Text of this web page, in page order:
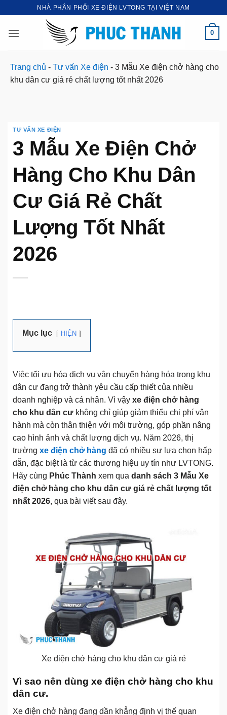
nội
NHÀ PHÂN PHỐI XE ĐIỆN LVTONG TẠI VIỆT NAM
0
Trang chủ - Tư vấn Xe điện - 3 Mẫu Xe điện chở hàng cho
khu dân cư giá rẻ chất lượng tốt nhất 2026
TƯ VẤN XE ĐIỆN
3 Mẫu Xe Điện Chở
Hàng Cho Khu Dân
Cư Giá Rẻ Chất
Lượng Tốt Nhất
2026
Mục lục HIỆN
Việc tối ưu hóa dịch vụ vận chuyển hàng hóa trong khu
dân cư đang trở thành yêu cầu cấp thiết của nhiều
doanh nghiệp và cá nhân. Vì vậy xe điện chở hàng
cho khu dân cư không chỉ giúp giảm thiểu chi phí vận
hành mà còn thân thiện với môi trường, góp phần nâng
cao hình ảnh và chất lượng dịch vụ. Năm 2026, thị
trường xe điện chở hàng đã có nhiều sự lựa chọn hấp
dẫn, đặc biệt là từ các thương hiệu uy tín như LVTONG.
Hãy cùng Phúc Thành xem qua danh sách 3 Mẫu Xe
điện chở hàng cho khu dân cư giá rẻ chất lượng tốt
nhất 2026, qua bài viết sau đây.
Xe điện chở hàng cho khu dân cư giá rẻ
Vì sao nên dùng xe điện chở hàng cho khu
dân cư.
Xe điện chở hàng đang dần khẳng định vị thế quan